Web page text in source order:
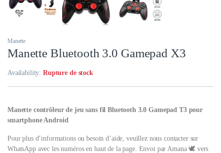
Manette
Manette Bluetooth 3.0 Gamepad X3
Availability:Rupture de stock
Manette contrôleur de jeu sans fil Bluetooth 3.0 Gamepad T3 pour
smartphone Android
Pour plus d’informations ou besoin d’aide, veuillez nous contacter sur
WhatsApp avec les numéros en haut de la page. Envoi par Amana ⁦🕊️ vers